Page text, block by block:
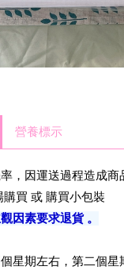
營養標示
，因運送過程造成商
買 或 購買小包裝
因素要求退貨 。
星期左右，第二個星